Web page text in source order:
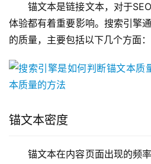
锚文本是链接文本，对于
体验都有着重要影响。搜索引擎
的质量，主要包括以下几个方面：
锚文本密度
锚文本在内容页面出现的频